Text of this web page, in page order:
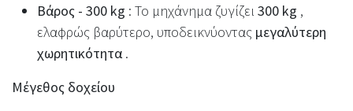
Βάρος - 300 kg : Το μηχάνημα ζυγίζει 300 kg ,
ελαφρώς βαρύτερο, υποδεικνύοντας μεγαλύτερη
χωρητικότητα.
Μέγεθος δοχείου